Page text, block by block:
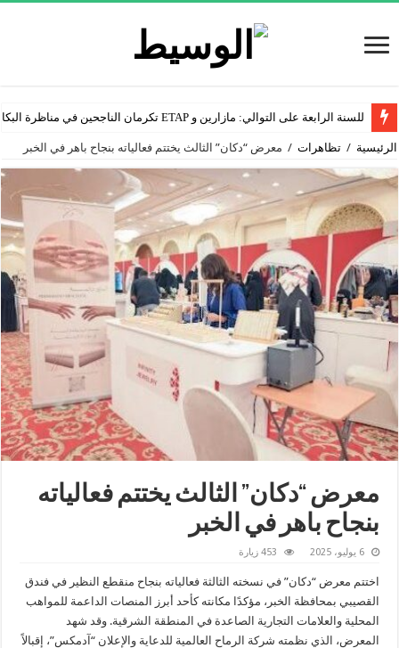
للسنة الرابعة على التوالي: مازارين و ETAP تكرمان الناجحين في مناظرة البكالوريا
الرئيسية / تظاهرات / معرض “دكان” الثالث يختتم فعالياته بنجاح باهر في الخبر
معرض “دكان” الثالث يختتم فعالياته
بنجاح باهر في الخبر
6 يوليو، 2025 453 زيارة
اختتم معرض “دكان” في نسخته الثالثة فعالياته بنجاح منقطع النظير في فندق
القصيبي بمحافظة الخبر، مؤكدًا مكانته كأحد أبرز المنصات الداعمة للمواهب
المحلية والعلامات التجارية الصاعدة في المنطقة الشرقية. وقد شهد
المعرض، الذي نظمته شركة الرماح العالمية للدعاية والإعلان “آدمكس”، إقبالاً